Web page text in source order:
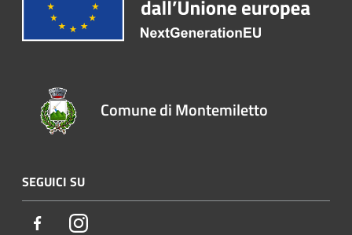
Comune di Montemiletto
SEGUICI SU
FacebookInstagram